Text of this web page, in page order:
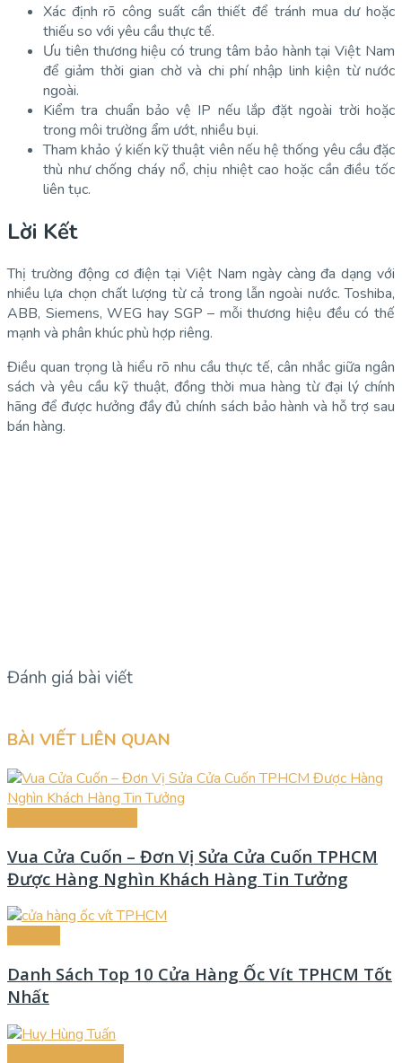
Xác định rõ công suất cần thiết để tránh mua dư hoặc
thiếu so với yêu cầu thực tế.
Ưu tiên thương hiệu có trung tâm bảo hành tại Việt Nam
để giảm thời gian chờ và chi phí nhập linh kiện từ nước
ngoài.
Kiểm tra chuẩn bảo vệ IP nếu lắp đặt ngoài trời hoặc
trong môi trường ẩm ướt, nhiều bụi.
Tham khảo ý kiến kỹ thuật viên nếu hệ thống yêu cầu đặc
thù như chống cháy nổ, chịu nhiệt cao hoặc cần điều tốc
liên tục.
Lời Kết
Thị trường động cơ điện tại Việt Nam ngày càng đa dạng với
nhiều lựa chọn chất lượng từ cả trong lẫn ngoài nước. Toshiba,
ABB, Siemens, WEG hay SGP – mỗi thương hiệu đều có thế
mạnh và phân khúc phù hợp riêng.
Điều quan trọng là hiểu rõ nhu cầu thực tế, cân nhắc giữa ngân
sách và yêu cầu kỹ thuật, đồng thời mua hàng từ đại lý chính
hãng để được hưởng đầy đủ chính sách bảo hành và hỗ trợ sau
bán hàng.
Đánh giá bài viết
BÀI VIẾT LIÊN QUAN
Vua Cửa Cuốn – Đơn Vị Sửa Cửa Cuốn TPHCM
Được Hàng Nghìn Khách Hàng Tin Tưởng
Danh Sách Top 10 Cửa Hàng Ốc Vít TPHCM Tốt
Nhất